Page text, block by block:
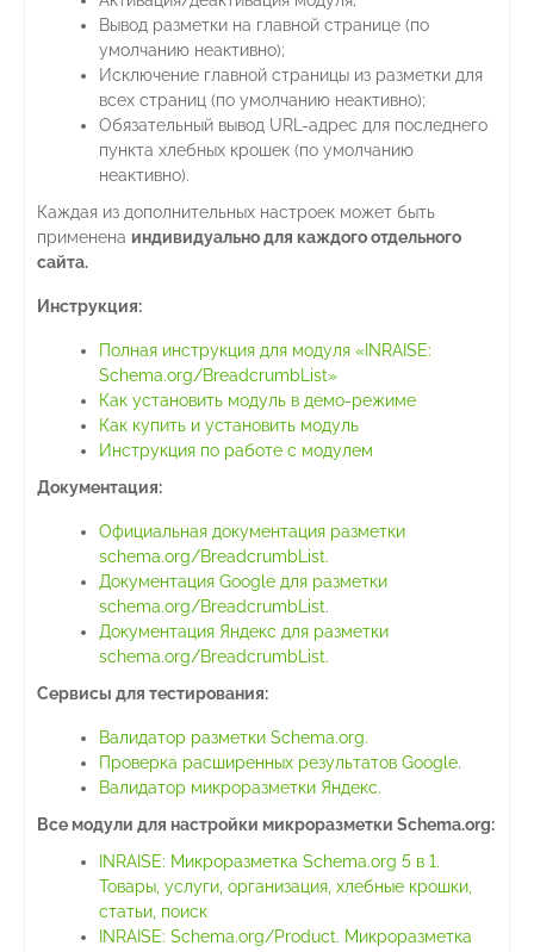
Вывод разметки на главной странице (по
умолчанию неактивно);
Исключение главной страницы из разметки для
всех страниц (по умолчанию неактивно);
Обязательный вывод URL-адрес для последнего
пункта хлебных крошек (по умолчанию
неактивно).
Каждая из дополнительных настроек может быть
применена индивидуально для каждого отдельного
сайта.
Инструкция:
Полная инструкция для модуля «INRAISE:
Schema.org/BreadcrumbList»
Как установить модуль в демо-режиме
Как купить и установить модуль
Инструкция по работе с модулем
Документация:
Официальная документация разметки
schema.org/BreadcrumbList.
Документация Google для разметки
schema.org/BreadcrumbList.
Документация Яндекс для разметки
schema.org/BreadcrumbList.
Сервисы для тестирования:
Валидатор разметки Schema.org.
Проверка расширенных результатов Google.
Валидатор микроразметки Яндекс.
Все модули для настройки микроразметки Schema.org:
INRAISE: Микроразметка Schema.org 5 в 1.
Товары, услуги, организация, хлебные крошки,
статьи, поиск
INRAISE: Schema.org/Product. Микроразметка